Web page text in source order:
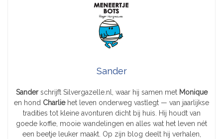
Sander
Sanderschrijft Silvergazelle.nl, waar hij samen met Monique
en hond Charliehet leven onderweg vastlegt — van jaarlijkse
tradities tot kleine avonturen dicht bij huis. Hij houdt van
goede koffie, mooie wandelingen en alles wat het leven nét
een beetje leuker maakt. Op zijn blog deelt hij verhalen,